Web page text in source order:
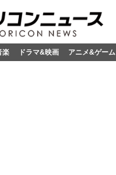
楽 ドラマ&映画 アニメ&ゲーム